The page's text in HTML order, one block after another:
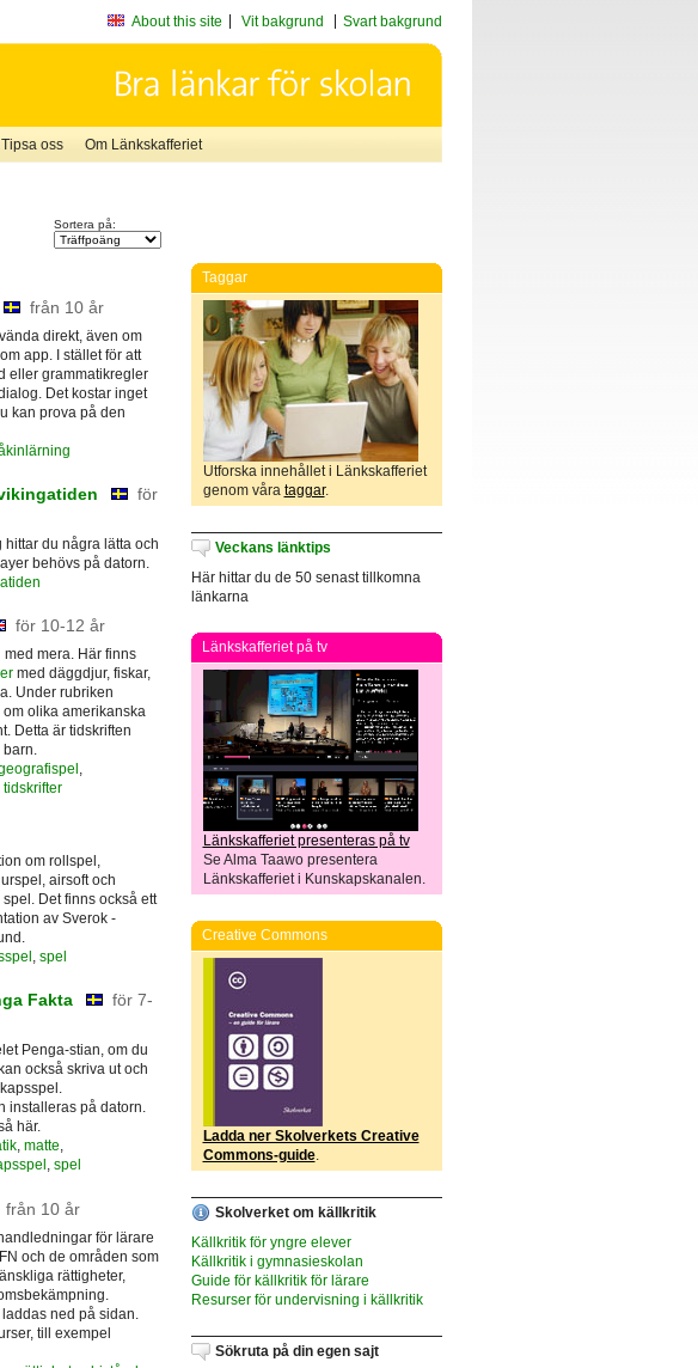
About this site Vit bakgrund Svart bakgrund
Tipsa oss Om Länkskafferiet
Sortera på:
från 10 år
direkt, även om
app. I stället för att
eller grammatikregler
Det kostar inget
kan prova på den
för
hittar du några lätta och
behövs på datorn.
för 10-12 år
mera. Här finns
med däggdjur, fiskar,
Under rubriken
olika amerikanska
Detta är tidskriften
barn.
,
tidskrifter
om rollspel,
airsoft och
Det finns också ett
av Sverok -
, spel
Fakta
för 7-
Penga-stian, om du
också skriva ut och
installeras på datorn.
här.
, matte,
, spel
från 10 år
för lärare
och de områden som
rättigheter,
ned på sidan.
till exempel
Taggar
Utforska innehållet i Länkskafferiet
genom våra taggar.
Veckans länktips
Här hittar du de 50 senast tillkomna
länkarna
Länkskafferiet på tv
Länkskafferiet presenteras på tv
Se Alma Taawo presentera
Länkskafferiet i Kunskapskanalen.
Creative Commons
Ladda ner Skolverkets Creative
Commons-guide.
Skolverket om källkritik
Källkritik för yngre elever
Källkritik i gymnasieskolan
Guide för källkritik för lärare
Resurser för undervisning i källkritik
Sökruta på din egen sajt